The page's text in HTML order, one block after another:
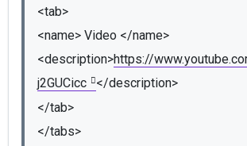
<tab>
<name> Video </name>
<description>https://
j2GUCicc
</description>
</tab>
</tabs>